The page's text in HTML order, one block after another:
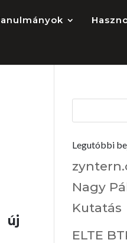
új
Legutóbbi
Nagy
Kutatás
ELTE